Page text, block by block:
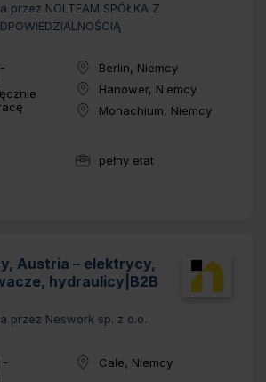
przez NOLTEAM SPÓŁKA Z
Lokalizacja:
Berlin, Niemcy
Lokalizacja:
Hanower, Niemcy
Lokalizacja:
Monachium, Niemcy
Wymiar pracy:
pełny etat
Austria – elektrycy,
hydraulicy|B2B
przez Neswork sp. z o.o.
-
Lokalizacja:
Całe, Niemcy